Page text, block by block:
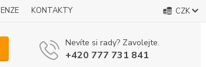
KONTAKTY CZK
Nevíte si rady? Zavolejte.
+420 777 731 841